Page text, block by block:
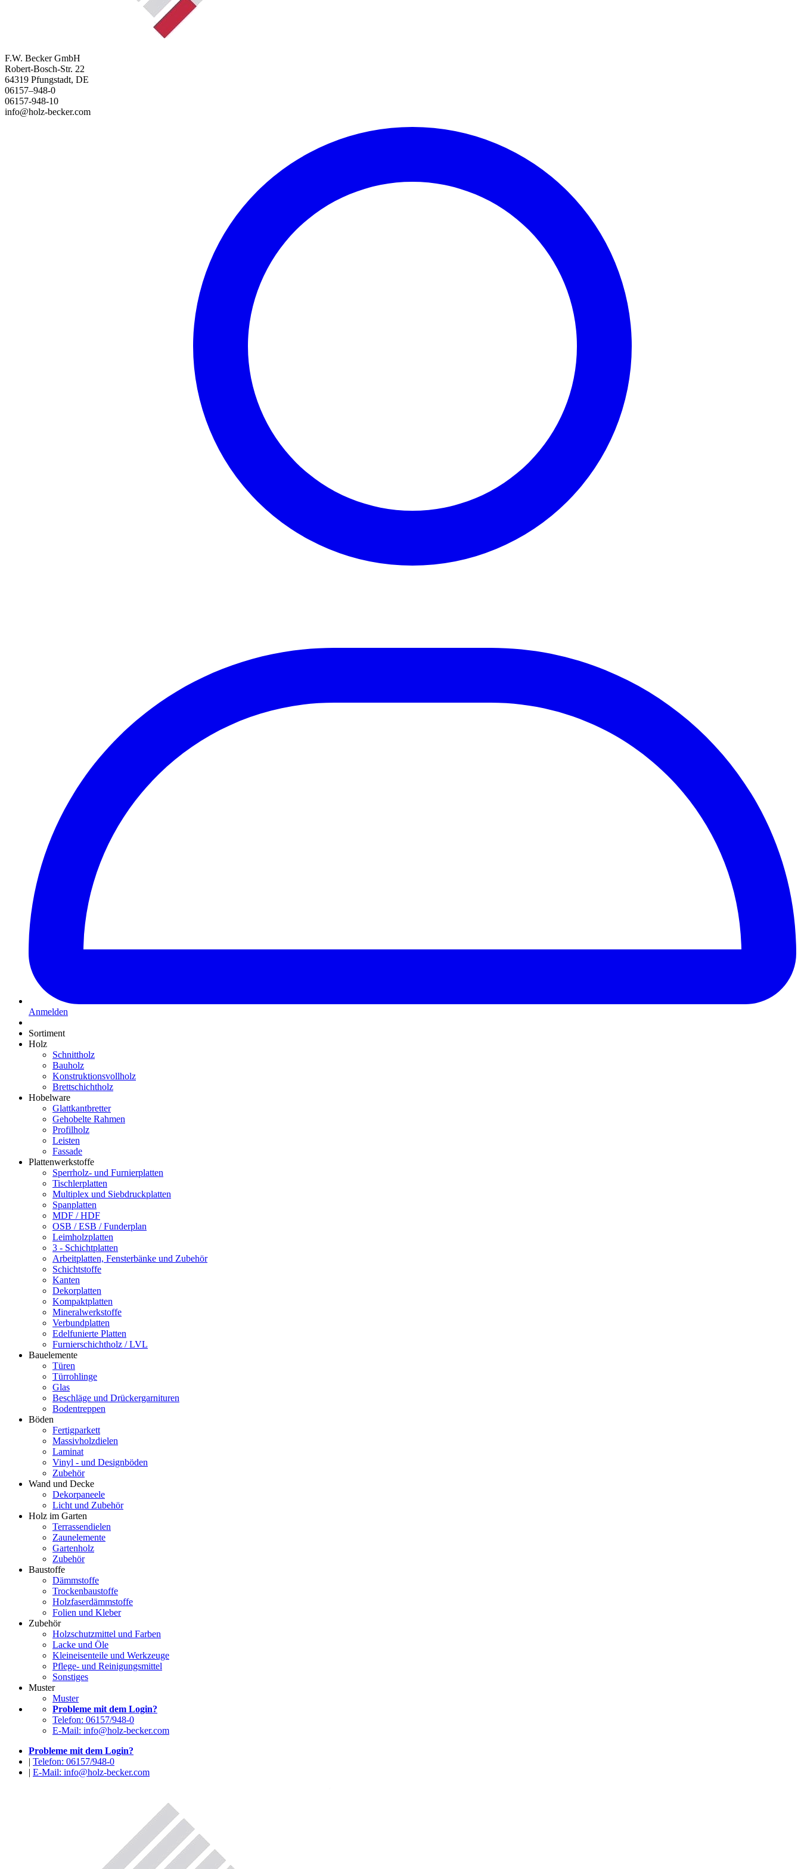
F.W. Becker GmbH
Robert-Bosch-Str. 22
64319 Pfungstadt, DE
06157–948-0
06157-948-10
info@holz-becker.com
Anmelden
Sortiment
Holz
Schnittholz
Bauholz
Konstruktionsvollholz
Brettschichtholz
Hobelware
Glattkantbretter
Gehobelte Rahmen
Profilholz
Leisten
Fassade
Plattenwerkstoffe
Sperrholz- und Furnierplatten
Tischlerplatten
Multiplex und Siebdruckplatten
Spanplatten
MDF / HDF
OSB / ESB / Funderplan
Leimholzplatten
3 - Schichtplatten
Arbeitplatten, Fensterbänke und Zubehör
Schichtstoffe
Kanten
Dekorplatten
Kompaktplatten
Mineralwerkstoffe
Verbundplatten
Edelfunierte Platten
Furnierschichtholz / LVL
Bauelemente
Türen
Türrohlinge
Glas
Beschläge und Drückergarnituren
Bodentreppen
Böden
Fertigparkett
Massivholzdielen
Laminat
Vinyl - und Designböden
Zubehör
Wand und Decke
Dekorpaneele
Licht und Zubehör
Holz im Garten
Terrassendielen
Zaunelemente
Gartenholz
Zubehör
Baustoffe
Dämmstoffe
Trockenbaustoffe
Holzfaserdämmstoffe
Folien und Kleber
Zubehör
Holzschutzmittel und Farben
Lacke und Öle
Kleineisenteile und Werkzeuge
Pflege- und Reinigungsmittel
Sonstiges
Muster
Muster
Probleme mit dem Login?
Telefon: 06157/948-0
E-Mail: info@holz-becker.com
Probleme mit dem Login?
| Telefon: 06157/948-0
| E-Mail: info@holz-becker.com